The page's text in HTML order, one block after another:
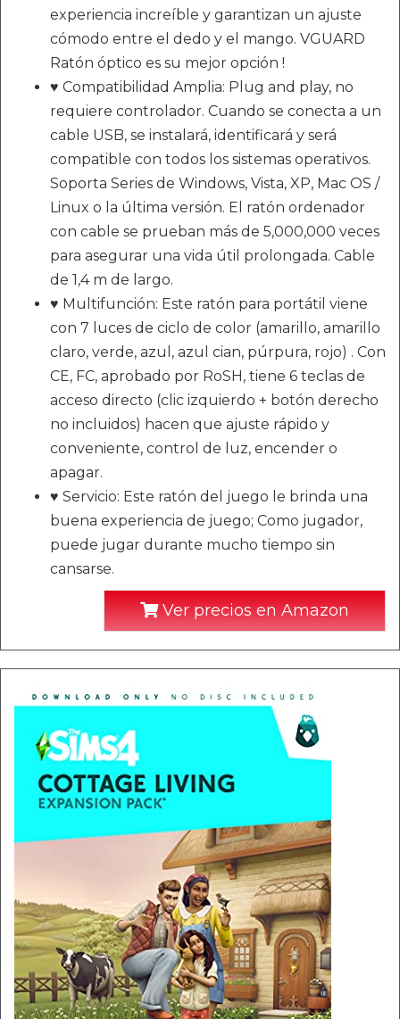
experiencia increíble y garantizan un ajuste
cómodo entre el dedo y el mango. VGUARD
Ratón óptico es su mejor opción !
♥ Compatibilidad Amplia: Plug and play, no
requiere controlador. Cuando se conecta a un
cable USB, se instalará, identificará y será
compatible con todos los sistemas operativos.
Soporta Series de Windows, Vista, XP, Mac OS /
Linux o la última versión. El ratón ordenador
con cable se prueban más de 5,000,000 veces
para asegurar una vida útil prolongada. Cable
de 1,4 m de largo.
♥ Multifunción: Este ratón para portátil viene
con 7 luces de ciclo de color (amarillo, amarillo
claro, verde, azul, azul cian, púrpura, rojo) . Con
CE, FC, aprobado por RoSH, tiene 6 teclas de
acceso directo (clic izquierdo + botón derecho
no incluidos) hacen que ajuste rápido y
conveniente, control de luz, encender o
apagar.
♥ Servicio: Este ratón del juego le brinda una
buena experiencia de juego; Como jugador,
puede jugar durante mucho tiempo sin
cansarse.
Ver precios en Amazon